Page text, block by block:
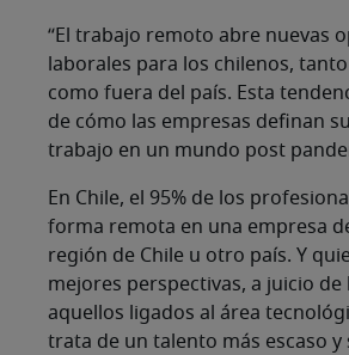
“El trabajo remoto abre nuevas
laborales para los chilenos,
como fuera del país. Esta
de cómo las empresas definan
trabajo en un mundo post
En Chile, el 95% de los
forma remota en una empresa
región de Chile u otro país. Y
mejores perspectivas, a juicio de
aquellos ligados al área
trata de un talento más escaso y